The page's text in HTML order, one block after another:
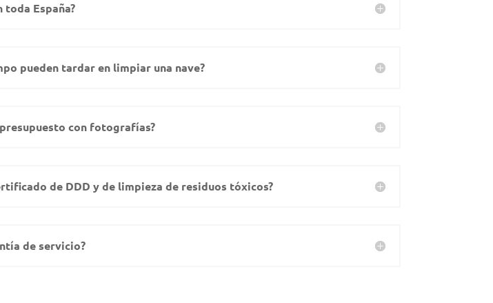
toda España?
pueden tardar en limpiar una nave?
con fotografías?
de DDD y de limpieza de residuos tóxicos?
de servicio?